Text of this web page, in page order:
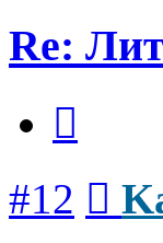
Re:
#12